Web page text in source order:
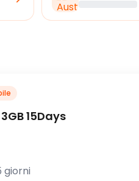
15Days
giorni